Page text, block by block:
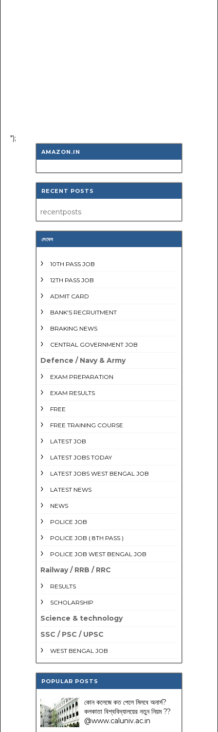
");
AMAZON.IN
RECENT POSTS
recentposts
লেবেল
10TH PASS JOB
12TH PASS JOB
ADMIT CARD
BANK'S RECRUITMENT
BRAKING NEWS
CENTRAL GOVERNMENT JOB
Defence / Navy & Army
EXAM PREPARATION
EXAM RESULTS
FREE
FREE TRAINING COURSE
LATEST JOB
LATEST JOBS TODAY
LATEST JOBS WEST BENGAL JOB
LATEST NEWS
NEWS
POLICE JOB
POLICE JOB ( 8TH PASS )
POLICE JOB WEST BENGAL JOB
Railway / RRB / RRC
RESULTS
SCHOLARSHIP
Science & technology
SSC / PSC / UPSC
WEST BENGAL JOB
POPULAR POSTS
কোন কলেজে কত পেলে মিলবে অনার্স?
কলকাতা বিশ্ববিদ্যালয়ের নতুন নিয়ম??
@www.caluniv.ac.in